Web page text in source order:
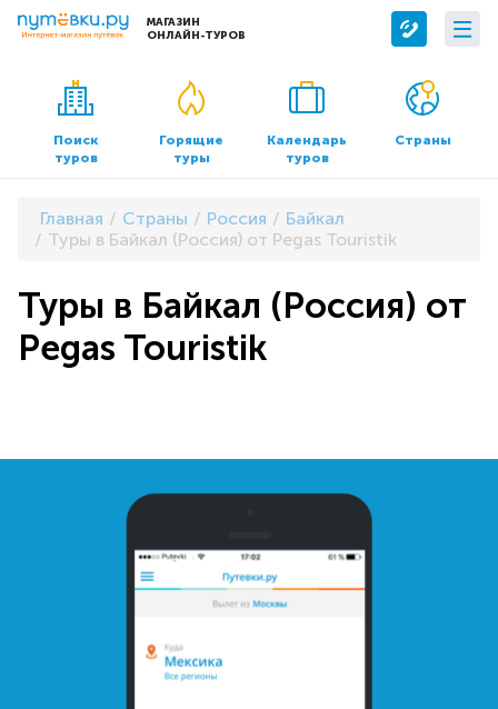
МАГАЗИН
ОНЛАЙН-ТУРОВ
Сервисы
Бронирование отелей
Трансфер
О компании
О нас
Контакты
Документы и реквизиты
Поиск
туров
Горящие
туры
Календарь
туров
Страны
Главная Страны Россия
Байкал
Туры в Байкал (Россия) от Pegas Touristik
Туры в Байкал (Россия) от
Pegas Touristik